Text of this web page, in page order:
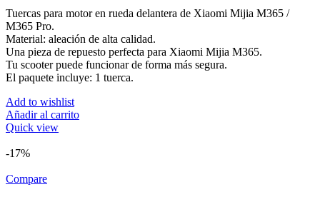
Tuercas para motor en rueda delantera de Xiaomi Mijia M365 /
M365 Pro.
Material: aleación de alta calidad.
Una pieza de repuesto perfecta para Xiaomi Mijia M365.
Tu scooter puede funcionar de forma más segura.
El paquete incluye: 1 tuerca.
Add to wishlist
Añadir al carrito
Quick view
-17%
Compare